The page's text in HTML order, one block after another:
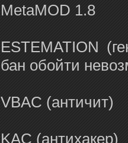
MetaMOD 1.8
ESTEMATION
бан обойти
VBAC (античит)
KAC (антихакер)